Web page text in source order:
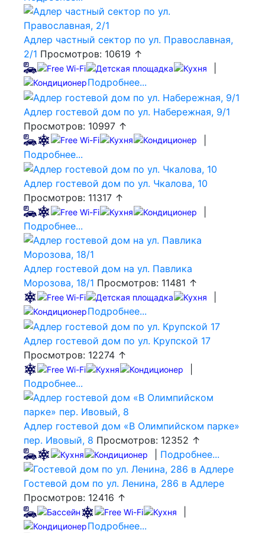
Адлер частный сектор по ул. Православная,
2/1 Просмотров: 10619 ↑
Подробнее...
Адлер гостевой дом по ул. Набережная, 9/1
Просмотров: 10997 ↑
Подробнее...
Адлер гостевой дом по ул. Чкалова, 10
Просмотров: 11317 ↑
Подробнее...
Адлер гостевой дом на ул. Павлика
Морозова, 18/1 Просмотров: 11481 ↑
Подробнее...
Адлер гостевой дом по ул. Крупской 17
Просмотров: 12274 ↑
Подробнее...
Адлер гостевой дом «В Олимпийском парке»
пер. Ивовый, 8 Просмотров: 12352 ↑
Подробнее...
Гостевой дом по ул. Ленина, 286 в Адлере
Просмотров: 12416 ↑
Подробнее...